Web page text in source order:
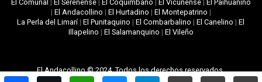
El Comunal | El Serenense| El Coquimbano | El Vicuñense| El Paihuanino
| El Andacollino | El Hurtadino | El Montepatrino |
La Perla del Limarí|El Punitaquino |El Combarbalino |El Canelino |El
Illapelino | El Salamanquino | El Vileño
El Andacollino © 2024. Todos los derechos reservados.